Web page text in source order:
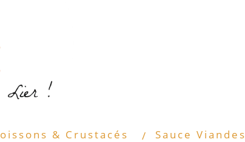
& Crustacés Sauce Viandes